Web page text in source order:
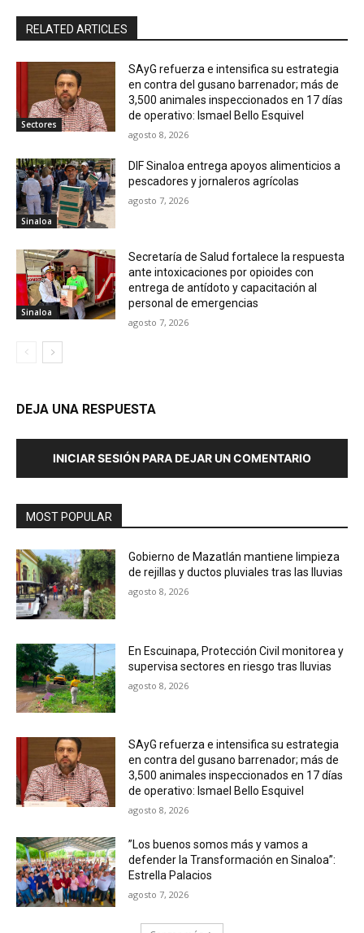
RELATED ARTICLES
Sectores
SAyG refuerza e intensifica su estrategia
en contra del gusano barrenador; más de
3,500 animales inspeccionados en 17 días
de operativo: Ismael Bello Esquivel
agosto 8, 2026
Sinaloa
DIF Sinaloa entrega apoyos alimenticios a
pescadores y jornaleros agrícolas
agosto 7, 2026
Sinaloa
Secretaría de Salud fortalece la respuesta
ante intoxicaciones por opioides con
entrega de antídoto y capacitación al
personal de emergencias
agosto 7, 2026
DEJA UNA RESPUESTA
INICIAR SESIÓN PARA DEJAR UN COMENTARIO
MOST POPULAR
Gobierno de Mazatlán mantiene limpieza
de rejillas y ductos pluviales tras las lluvias
agosto 8, 2026
En Escuinapa, Protección Civil monitorea y
supervisa sectores en riesgo tras lluvias
agosto 8, 2026
SAyG refuerza e intensifica su estrategia
en contra del gusano barrenador; más de
3,500 animales inspeccionados en 17 días
de operativo: Ismael Bello Esquivel
agosto 8, 2026
”Los buenos somos más y vamos a
defender la Transformación en Sinaloa”:
Estrella Palacios
agosto 7, 2026